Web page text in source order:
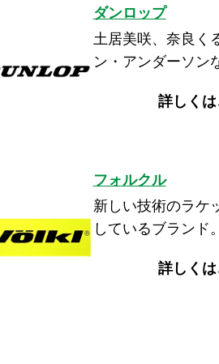
ダンロップ
土居美咲、奈良く
ン・アンダーソン
詳しく
フォルクル
新しい技術のラケ
しているブランド。
詳しく